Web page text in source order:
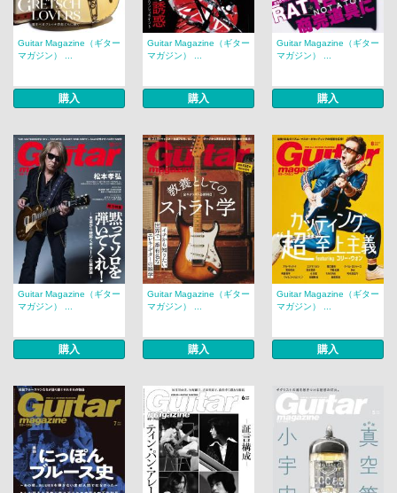
Guitar Magazine（ギター
マガジン） ...
購入
Guitar Magazine（ギター
マガジン） ...
購入
Guitar Magazine（ギター
マガジン） ...
購入
Guitar Magazine（ギター
マガジン） ...
購入
Guitar Magazine（ギター
マガジン） ...
購入
Guitar Magazine（ギター
マガジン） ...
購入